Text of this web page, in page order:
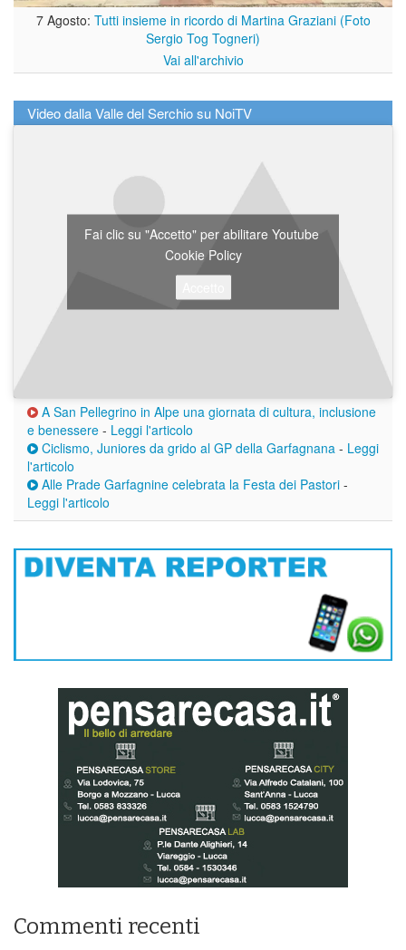
7 Agosto: Tutti insieme in ricordo di Martina Graziani (Foto
Sergio Tog Togneri)
Vai all'archivio
Video dalla Valle del Serchio su NoiTV
Fai clic su "Accetto" per abilitare Youtube
Cookie Policy
A San Pellegrino in Alpe una giornata di cultura, inclusione
e benessere - Leggi l'articolo
Ciclismo, Juniores da grido al GP della Garfagnana - Leggi
l'articolo
Alle Prade Garfagnine celebrata la Festa dei Pastori -
Leggi l'articolo
Commenti recenti